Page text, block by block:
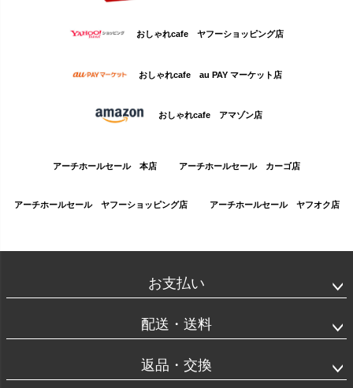
おしゃれcafe ヤフーショッピング店
おしゃれcafe au PAY マーケット店
おしゃれcafe アマゾン店
アーチホールセール 本店 アーチホールセール カーゴ店
アーチホールセール ヤフーショッピング店 アーチホールセール ヤフオク店
お支払い
配送・送料
返品・交換